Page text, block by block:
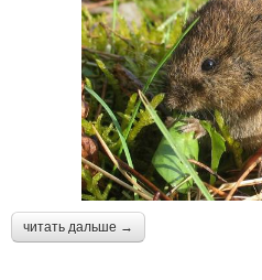
читать дальше →